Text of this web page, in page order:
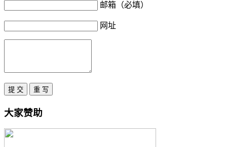
邮箱（必填）
网址
大家赞助